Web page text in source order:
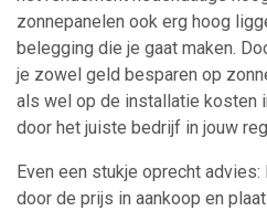
zonnepanelen ook erg hoog
belegging die je gaat maken.
je zowel geld besparen op
als wel op de installatie kosten
door het juiste bedrijf in jouw
Even een stukje oprecht
door de prijs in aankoop en